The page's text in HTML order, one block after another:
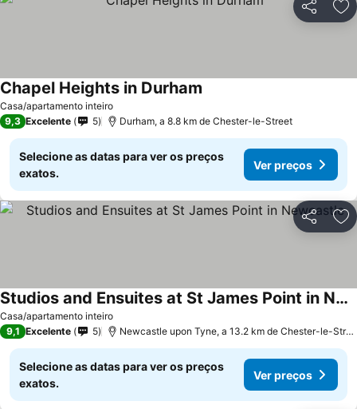
Partilhar
Casa/apartamento inteiro
Chapel Heights in Durham
9,3 Excelente 5 Durham, a 8.8 km de Chester-le-Street
Selecione as datas para ver os preços
exatos.
Ver preços
Partilhar
Casa/apartamento inteiro
Studios and Ensuites at St James Point in Newcastle
Ver preços
9,1 Excelente 5 Newcastle upon Tyne, a 13.2 km de Chester-le-
Selecione as datas para ver os preços
exatos.
Ver preços